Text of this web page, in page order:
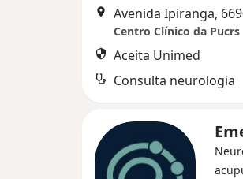
Centro Clínico da Pucrs
Aceita Unimed
Consulta neurologia